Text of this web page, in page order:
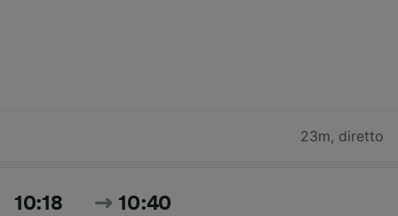
23m, diretto
10:18 10:40